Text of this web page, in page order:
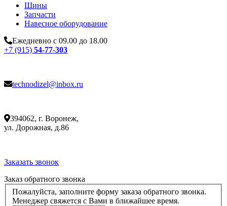
Шины
Запчасти
Навесное оборудование
Ежедневно с 09.00 до 18.00
+7 (915) 54-77-303
technodizel@inbox.ru
394062, г. Воронеж,
ул. Дорожная, д.86
Заказать звонок
Заказ обратного звонка
Пожалуйста, заполните форму заказа обратного звонка.
Менеджер свяжется с Вами в ближайшее время.